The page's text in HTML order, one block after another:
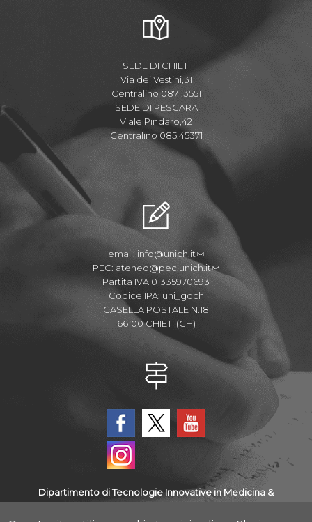
SEDE DI CHIETI
Via dei Vestini,31
Centralino 0871.3551
SEDE DI PESCARA
Viale Pindaro,42
Centralino 085.45371
email:info@unich.it
PEC: ateneo@pec.unich.it
Partita IVA 01335970693
Codice IPA: uni_gdch
CASELLA POSTALE N.18
66100 CHIETI (CH)
Dipartimento di Tecnologie Innovative in Medicina &
Odontoiatria